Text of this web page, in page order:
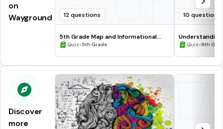
on
Wayground
12 questions
5th Grade Map and Informational
Processing Skills
Quiz•5th Grade
10 questions
Quiz•9th
Discover
more